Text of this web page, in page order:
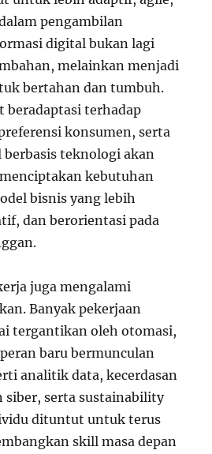
pengambilan
digital bukan lagi
melainkan menjadi
bertahan dan tumbuh.
beradaptasi terhadap
konsumen, serta
teknologi akan
kebutuhan
bisnis yang lebih
dan berorientasi pada
juga mengalami
Banyak pekerjaan
tergantikan oleh otomasi,
baru bermunculan
analitik data, kecerdasan
siber, serta sustainability
dituntut untuk terus
skill masa depan